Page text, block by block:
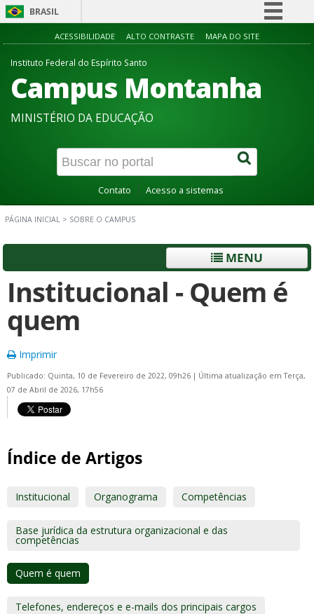
BRASIL
Simplifique!
Participe
Acesso à informação
Canais
ACESSIBILIDADE ALTO CONTRASTE MAPA DO SITE
Instituto Federal do Espírito Santo
Campus Montanha
MINISTÉRIO DA EDUCAÇÃO
Contato Acesso a sistemas
PÁGINA INICIAL > SOBRE O CAMPUS
MENU
Institucional - Quem é
quem
Imprimir
Publicado: Quinta, 10 de Fevereiro de 2022, 09h26 | Última atualização em Terça,
07 de Abril de 2026, 17h56
Índice de Artigos
Institucional Organograma Competências
Base jurídica da estrutura organizacional e das
competências
Quem é quem
Telefones, endereços e e-mails dos principais cargos